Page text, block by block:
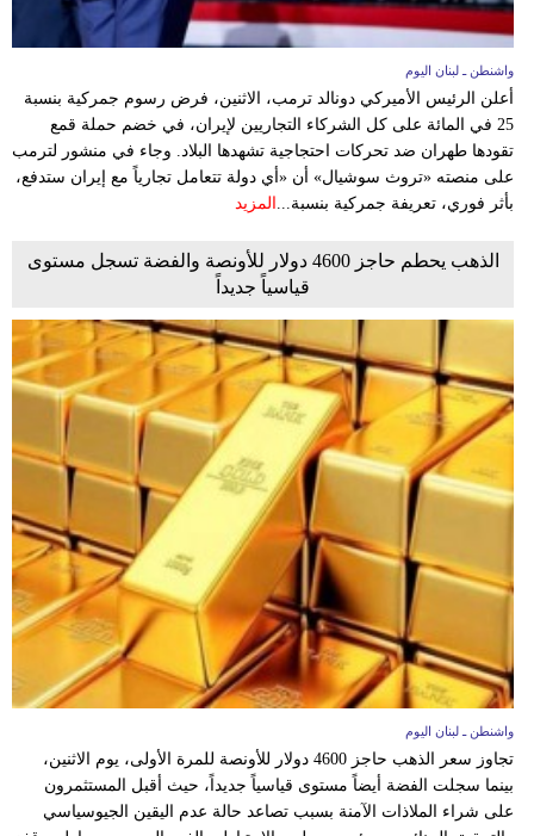
واشنطن ـ لبنان اليوم
أعلن الرئيس الأميركي دونالد ترمب، الاثنين، فرض رسوم جمركية بنسبة
25 في المائة على كل الشركاء التجاريين لإيران، في خضم حملة قمع
تقودها طهران ضد تحركات احتجاجية تشهدها البلاد. وجاء في منشور لترمب
على منصته «تروث سوشيال» أن «أي دولة تتعامل تجارياً مع إيران ستدفع،
بأثر فوري، تعريفة جمركية بنسبة... المزيد
الذهب يحطم حاجز 4600 دولار للأونصة والفضة تسجل مستوى
قياسياً جديداً
واشنطن ـ لبنان اليوم
تجاوز سعر الذهب حاجز 4600 دولار للأونصة للمرة الأولى، يوم الاثنين،
بينما سجلت الفضة أيضاً مستوى قياسياً جديداً، حيث أقبل المستثمرون
على شراء الملاذات الآمنة بسبب تصاعد حالة عدم اليقين الجيوسياسي